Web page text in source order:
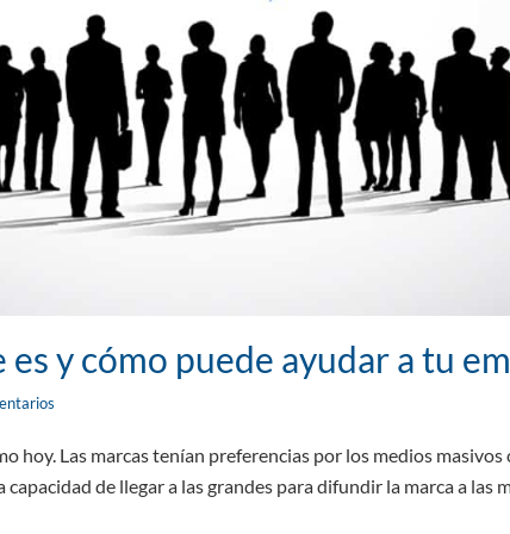
y cómo puede ayudar a tu
hoy. Las marcas tenían preferencias por los medios
de llegar a las grandes para difundir la marca a las